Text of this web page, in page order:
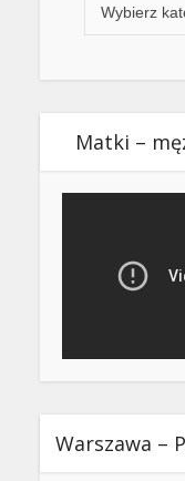
Matki –
Warszawa –